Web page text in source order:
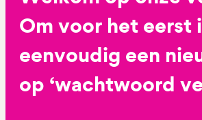
Om voor het eerst
eenvoudig een
op ‘wachtwoord